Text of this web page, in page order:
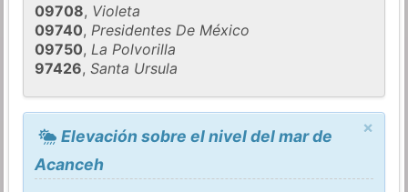
09708, Violeta
09740, Presidentes De México
09750, La Polvorilla
97426,Santa Ursula
×
Elevación sobre el nivel del mar de
Acanceh